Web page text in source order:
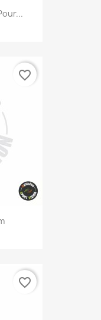
favorite_border
favorite_border